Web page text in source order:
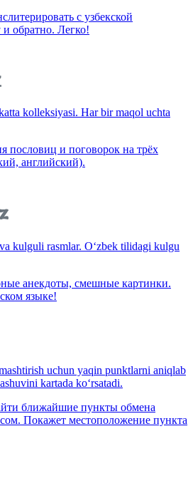
с узбекской
обратно. Легко!
kolleksiyasi. Har bir maqol uchta
пословиц и поговорок на трёх
английский).
kulguli rasmlar. O‘zbek tilidagi kulgu
анекдоты, смешные картинки.
языке!
uchun yaqin punktlarni aniqlab
kartada ko‘rsatadi.
ближайшие пункты обмена
Покажет местоположение пункта